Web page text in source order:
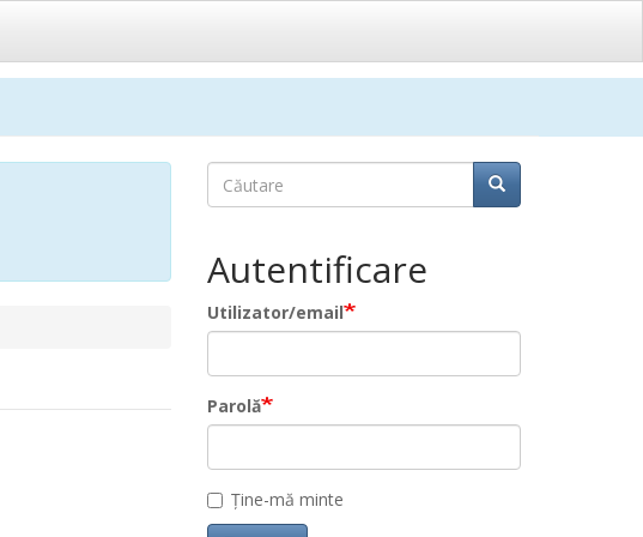
Căutare
Căutare Căutare
Autentificare
Utilizator/email
Parolă
Ține-mă minte